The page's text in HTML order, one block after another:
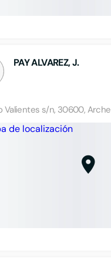
PAY ALVAREZ, J.
Valientes s/n, 30600,